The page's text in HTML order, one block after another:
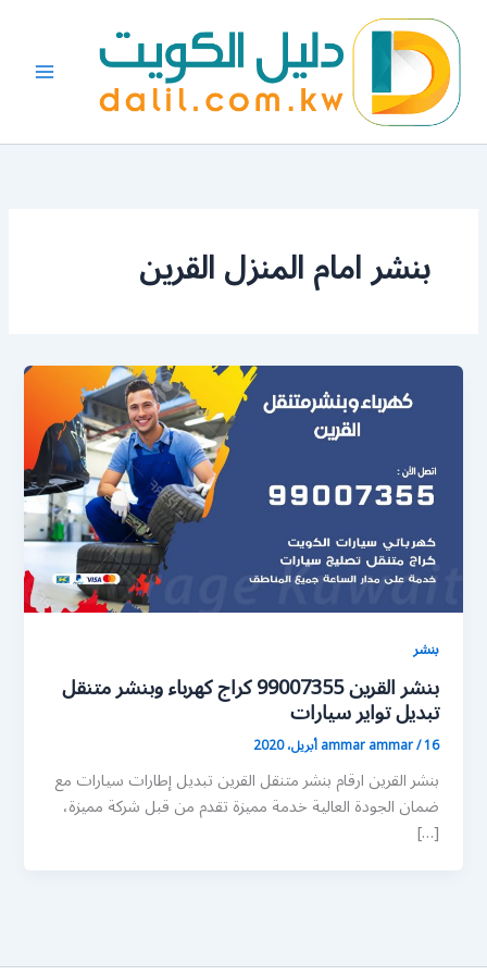
المحتوى
بنشر امام المنزل القرين
بنشر
بنشر القرين 99007355 كراج كهرباء وبنشر متنقل
تبديل تواير سيارات
ammar ammar/16 أبريل، 2020
بنشر القرين ارقام بنشر متنقل القرين تبديل إطارات سيارات مع
ضمان الجودة العالية خدمة مميزة تقدم من قبل شركة مميزة،
[…]